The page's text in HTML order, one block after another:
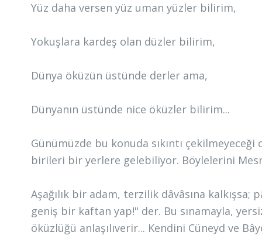
Yüz daha versen yüz uman yüzler bilirim,
Yokuşlara kardeş olan düzler bilirim,
Dünya öküzün üstünde derler ama,
Dünyanın üstünde nice öküzler bilirim...
Günümüzde bu konuda sıkıntı
birileri bir yerlere gelebiliyor. Böylelerini
Aşağılık bir adam, terzilik dâvâsına
geniş bir kaftan yap!" der. Bu sınamayla,
öküzlüğü anlaşılıverir... Kendini Cüneyd ve